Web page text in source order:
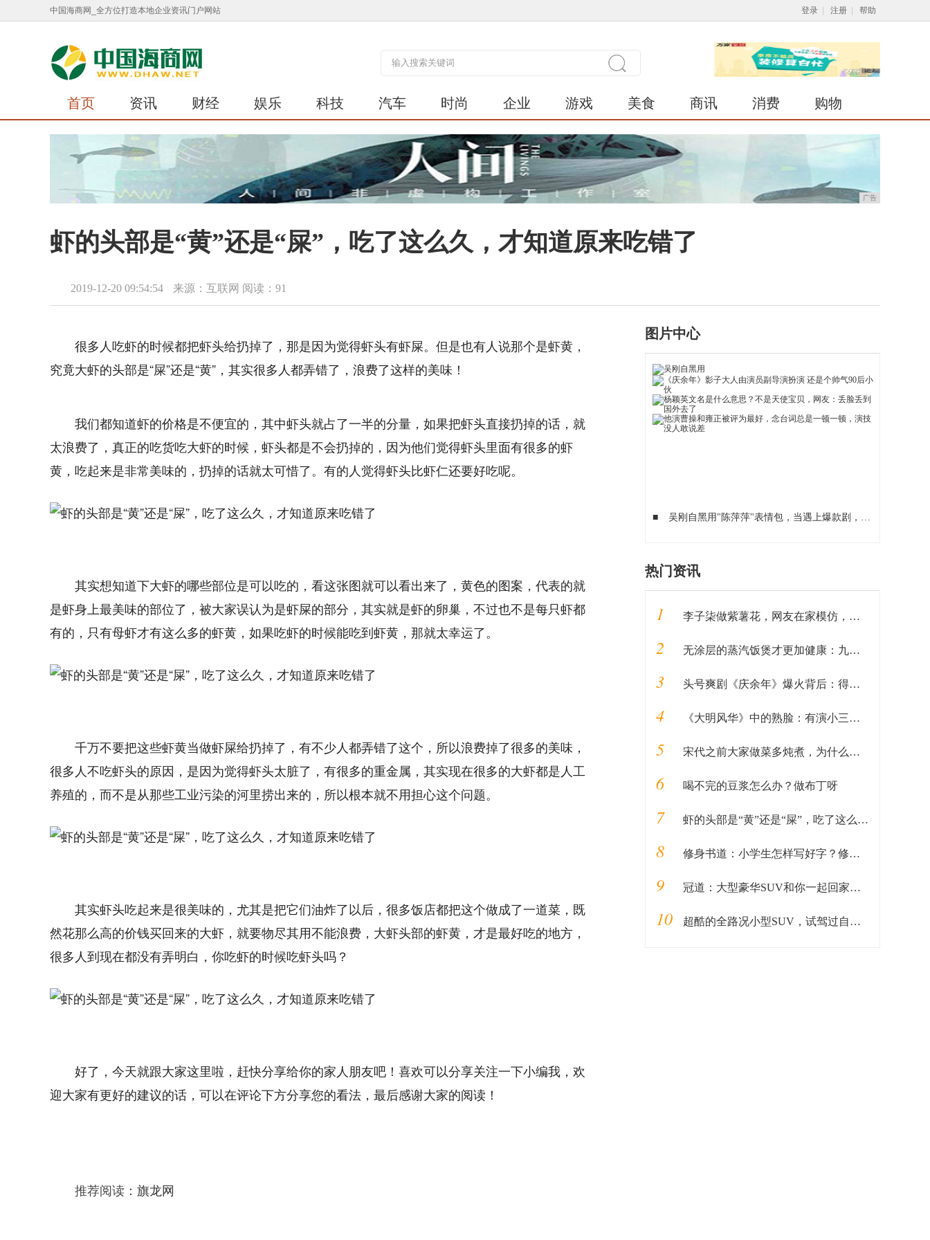
中国海商网_全方位打造本地企业资讯门户网站 登录 注册 帮助
首页 资讯 财经 娱乐 科技 汽车 时尚 企业 游戏 美食 商讯 消费 购物
广告
虾的头部是“黄”还是“屎”，吃了这么久，才知道原来吃错了
2019-12-20 09:54:54 来源：互联网 阅读：91
很多人吃虾的时候都把虾头给扔掉了，那是因为觉得虾头有虾屎。但是也有人说那个是虾黄，
究竟大虾的头部是“屎”还是“黄”，其实很多人都弄错了，浪费了这样的美味！
我们都知道虾的价格是不便宜的，其中虾头就占了一半的分量，如果把虾头直接扔掉的话，就
太浪费了，真正的吃货吃大虾的时候，虾头都是不会扔掉的，因为他们觉得虾头里面有很多的虾
黄，吃起来是非常美味的，扔掉的话就太可惜了。有的人觉得虾头比虾仁还要好吃呢。
其实想知道下大虾的哪些部位是可以吃的，看这张图就可以看出来了，黄色的图案，代表的就
是虾身上最美味的部位了，被大家误认为是虾屎的部分，其实就是虾的卵巢，不过也不是每只虾都
有的，只有母虾才有这么多的虾黄，如果吃虾的时候能吃到虾黄，那就太幸运了。
千万不要把这些虾黄当做虾屎给扔掉了，有不少人都弄错了这个，所以浪费掉了很多的美味，
很多人不吃虾头的原因，是因为觉得虾头太脏了，有很多的重金属，其实现在很多的大虾都是人工
养殖的，而不是从那些工业污染的河里捞出来的，所以根本就不用担心这个问题。
其实虾头吃起来是很美味的，尤其是把它们油炸了以后，很多饭店都把这个做成了一道菜，既
然花那么高的价钱买回来的大虾，就要物尽其用不能浪费，大虾头部的虾黄，才是最好吃的地方，
很多人到现在都没有弄明白，你吃虾的时候吃虾头吗？
好了，今天就跟大家这里啦，赶快分享给你的家人朋友吧！喜欢可以分享关注一下小编我，欢
迎大家有更好的建议的话，可以在评论下方分享您的看法，最后感谢大家的阅读！
推荐阅读： 旗龙网
图片中心
■ 吴刚自黑用"陈萍萍"表情包，当遇上爆款剧，老戏骨也能很逗比
热门资讯
1 李子柒做紫薯花，网友在家模仿，看到成品：这是有毒？
2 无涂层的蒸汽饭煲才更加健康：九阳出品，除了蒸米饭还能做汽锅鸡
3 头号爽剧《庆余年》爆火背后：得年轻人者得天下
4 《大明风华》中的熟脸：有演小三成名的吴越，还有谢广坤的扮演者
5 宋代之前大家做菜多炖煮，为什么很少有人能够吃到炒菜？
6 喝不完的豆浆怎么办？做布丁呀
7 虾的头部是“黄”还是“屎”，吃了这么久，才知道原来吃错了
8 修身书道：小学生怎样写好字？修身书道写字小明星解读
9 冠道：大型豪华SUV和你一起回家过年
10 超酷的全路况小型SUV，试驾过自由侠才知道